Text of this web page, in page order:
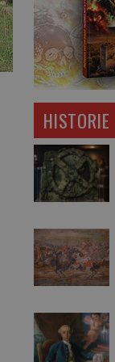
HISTORIE